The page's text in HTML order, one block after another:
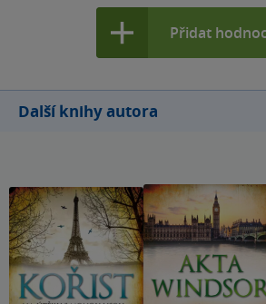
Přidat
Další knihy autora